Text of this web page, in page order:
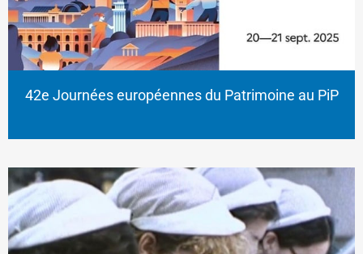
42e Journées européennes du Patrimoine au PiP